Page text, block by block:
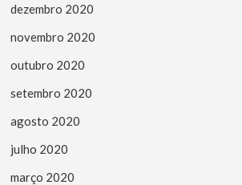
dezembro 2020
novembro 2020
outubro 2020
setembro 2020
agosto 2020
julho 2020
março 2020